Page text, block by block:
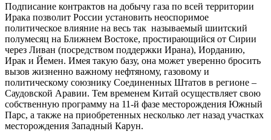
Подписание контрактов на добычу газа по всей территории
Ирака позволит России установить неоспоримое
политическое влияние на весь так называемый шиитский
полумесяц на Ближнем Востоке, простирающийся от Сирии
через Ливан (посредством поддержки Ирана), Иорданию,
Ирак и Йемен. Имея такую базу, она может уверенно бросить
вызов жизненно важному нефтяному, газовому и
политическому союзнику Соединенных Штатов в регионе –
Саудовской Аравии. Тем временем Китай осуществляет свою
собственную программу на 11-й фазе месторождения Южный
Парс, а также на приобретенных несколько лет назад участках
месторождения Западный Карун.